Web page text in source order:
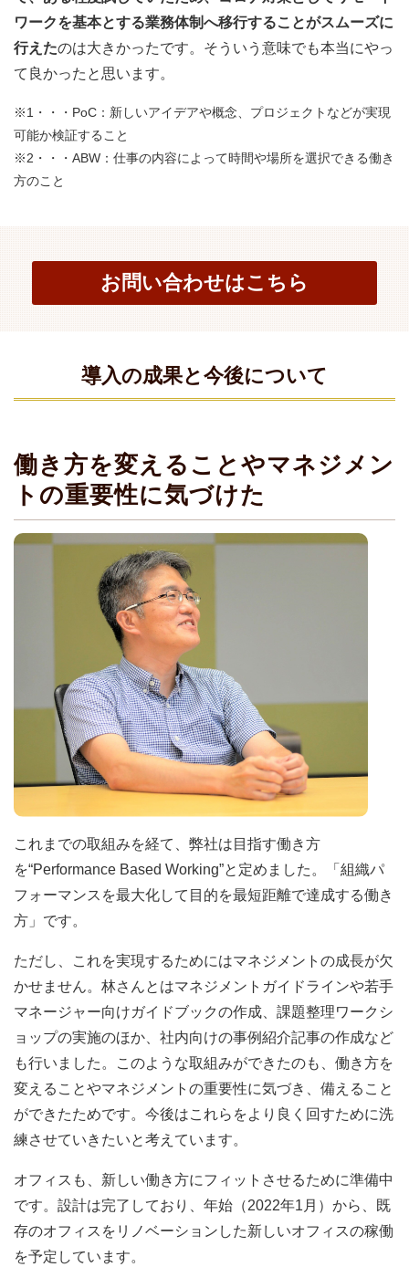
ワークを基本とする業務体制へ移行することがスムーズに
行えたのは大きかったです。そういう意味でも本当にやっ
て良かったと思います。
※1・・・PoC：新しいアイデアや概念、プロジェクトなどが実現
可能か検証すること
※2・・・ABW：仕事の内容によって時間や場所を選択できる働き
方のこと
お問い合わせはこちら
導入の成果と今後について
働き方を変えることやマネジメン
トの重要性に気づけた
これまでの取組みを経て、弊社は目指す働き方
を“Performance Based Working”と定めました。「組織パ
フォーマンスを最大化して目的を最短距離で達成する働き
方」です。
ただし、これを実現するためにはマネジメントの成長が欠
かせません。林さんとはマネジメントガイドラインや若手
マネージャー向けガイドブックの作成、課題整理ワークシ
ョップの実施のほか、社内向けの事例紹介記事の作成など
も行いました。このような取組みができたのも、働き方を
変えることやマネジメントの重要性に気づき、備えること
ができたためです。今後はこれらをより良く回すために洗
練させていきたいと考えています。
オフィスも、新しい働き方にフィットさせるために準備中
です。設計は完了しており、年始（2022年1月）から、既
存のオフィスをリノベーションした新しいオフィスの稼働
を予定しています。